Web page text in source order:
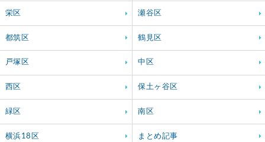
栄区 瀬谷区
都筑区 鶴見区
戸塚区 中区
西区 保土ヶ谷区
緑区 南区
横浜18区 まとめ記事